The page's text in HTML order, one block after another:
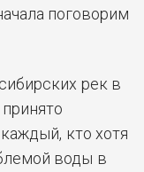
поговорим
рек в
кто хотя
воды в